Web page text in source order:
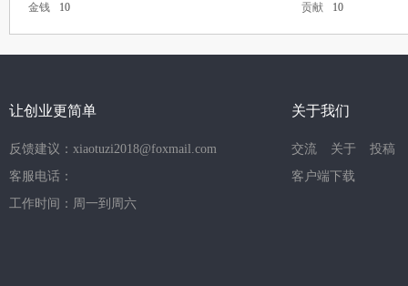
金钱
10 贡献 10
让创业更简单
反馈建议：xiaotuzi2018@foxmail.com
客服电话：
工作时间：周一到周六
关于我们
交流 关于
投稿
客户端下载